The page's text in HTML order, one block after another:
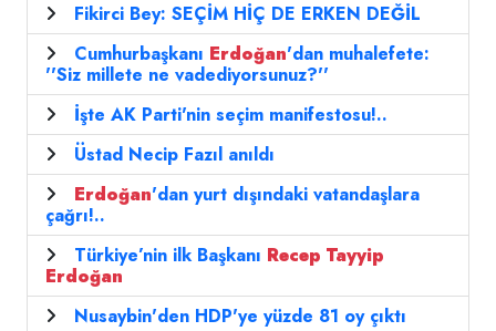
Fikirci Bey: SEÇİM HİÇ DE ERKEN DEĞİL
Cumhurbaşkanı Erdoğan'dan muhalefete:
''Siz millete ne vadediyorsunuz?''
İşte AK Parti'nin seçim manifestosu!..
Üstad Necip Fazıl anıldı
Erdoğan'dan yurt dışındaki vatandaşlara
çağrı!..
Türkiye’nin ilk Başkanı Recep Tayyip
Erdoğan
Nusaybin'den HDP'ye yüzde 81 oy çıktı